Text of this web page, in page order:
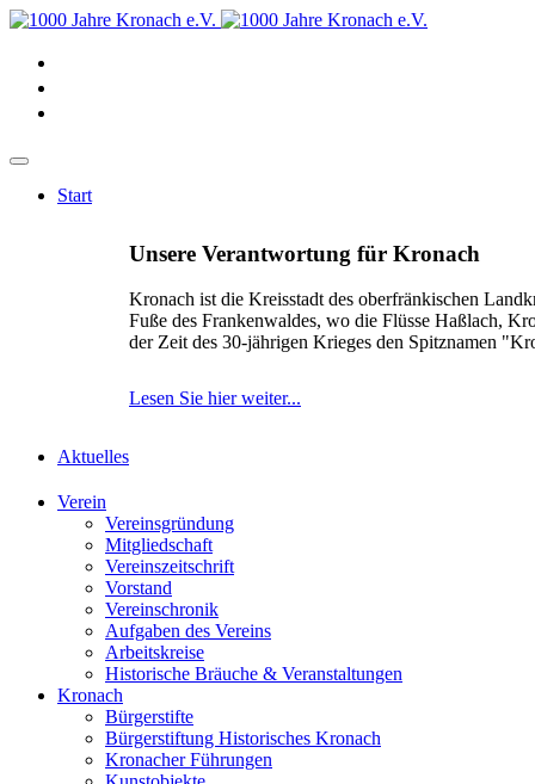
Start
Unsere Verantwortung für Kronach
Kronach ist die Kreisstadt des oberfränkischen
Fuße des Frankenwaldes, wo die Flüsse Haßlach,
der Zeit des 30-jährigen Krieges den Spitznamen
Lesen Sie hier weiter...
Aktuelles
Verein
Vereinsgründung
Mitgliedschaft
Vereinszeitschrift
Vorstand
Vereinschronik
Aufgaben des Vereins
Arbeitskreise
Historische Bräuche & Veranstaltungen
Kronach
Bürgerstifte
Bürgerstiftung Historisches Kronach
Kronacher Führungen